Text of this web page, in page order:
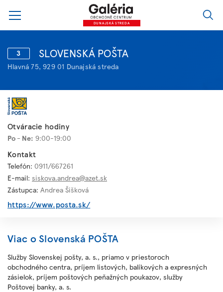
DUNAJSKÁ STREDA
Otváracie hodiny
Po - Ne: 9:00-19:00
Kontakt
Telefón: 0911/667261
E-mail: siskova.andrea@azet.sk
Zástupca: Andrea Šišková
https://www.posta.sk/
3 SLOVENSKÁ POŠTA
Hlavná 75, 929 01 Dunajská streda
Viac o Slovenská POŠTA
Služby Slovenskej pošty, a. s., priamo v priestoroch
obchodného centra, príjem listových, balíkových a expresných
zásielok, príjem poštových peňažných poukazov, služby
Poštovej banky, a. s.